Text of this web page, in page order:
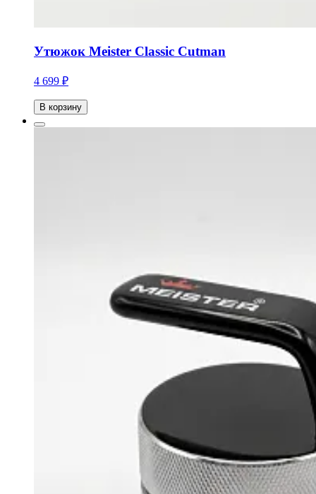
Утюжок Meister Classic Cutman
4 699 ₽
В корзину